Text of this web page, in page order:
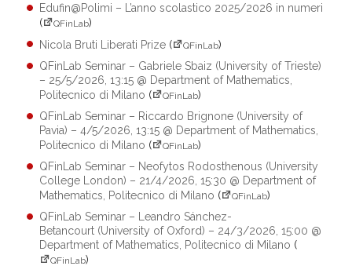
Edufin@Polimi – L’anno scolastico 2025/2026 in numeri
(
QFinLab)
Nicola Bruti Liberati Prize ( QFinLab)
QFinLab Seminar – Gabriele Sbaiz (University of Trieste)
– 25/5/2026, 13:15 @ Department of Mathematics,
Politecnico di Milano ( QFinLab)
QFinLab Seminar – Riccardo Brignone (University of
Pavia) – 4/5/2026, 13:15 @ Department of Mathematics,
Politecnico di Milano ( QFinLab)
QFinLab Seminar – Neofytos Rodosthenous (University
College London) – 21/4/2026, 15:30 @ Department of
Mathematics, Politecnico di Milano ( QFinLab)
QFinLab Seminar – Leandro Sánchez-
Betancourt (University of Oxford) – 24/3/2026, 15:00 @
Department of Mathematics, Politecnico di Milano (
QFinLab)